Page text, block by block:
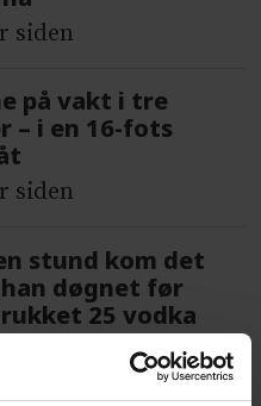
siden
på vakt i tre
– i en 16-fots
siden
stund kom det
døgnet før
25 vodka